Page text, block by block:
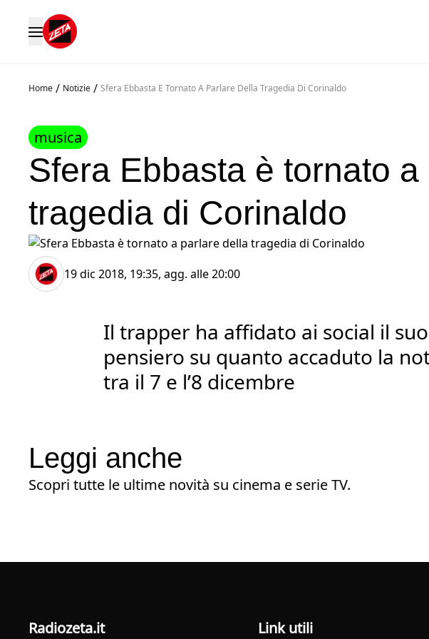
Home / Notizie / Sfera Ebbasta E Tornato A Parlare Della Tragedia Di Corinaldo
musica
Sfera Ebbasta è tornato
tragedia di Corinaldo
19 dic 2018, 19:35, agg. alle20:00
Il trapper ha affidato ai social il suo
pensiero su quanto accaduto la
tra il 7 e l’8 dicembre
Leggi anche
Scopri tutte le ultime novità su cinema e serie TV.
radiozeta.it Link utili